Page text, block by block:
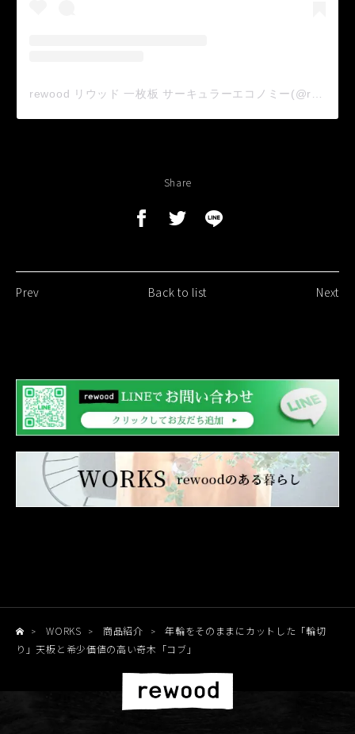
rewood リウッド 一枚板 サーキュラーエコノミー(@rewoodworks)がシェアした投稿
Share
Prev Back to list Next
> WORKS > 商品紹介 >
年輪をそのままにカットした「輪切
り」天板と希少価値の高い奇木「コブ」